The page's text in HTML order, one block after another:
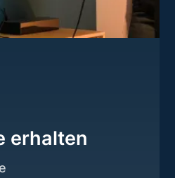
erhalten